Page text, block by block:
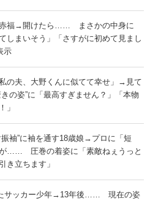
赤福→開けたら…… まさかの中身に
しまいそう」「さすがに初めて見まし
示
の夫、大野くんに似てて幸せ」→見て
姿”に「最高すぎません？」「本物
」
振袖”に袖を通す18歳娘→プロに「短
…… 圧巻の着姿に「素敵ねぇうっと
き立ちます」
サッカー少年→13年後…… 現在の姿